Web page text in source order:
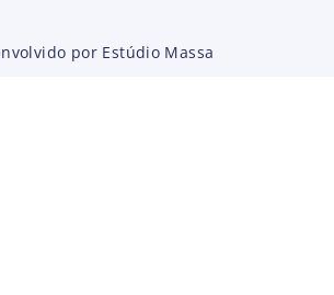
por Estúdio Massa